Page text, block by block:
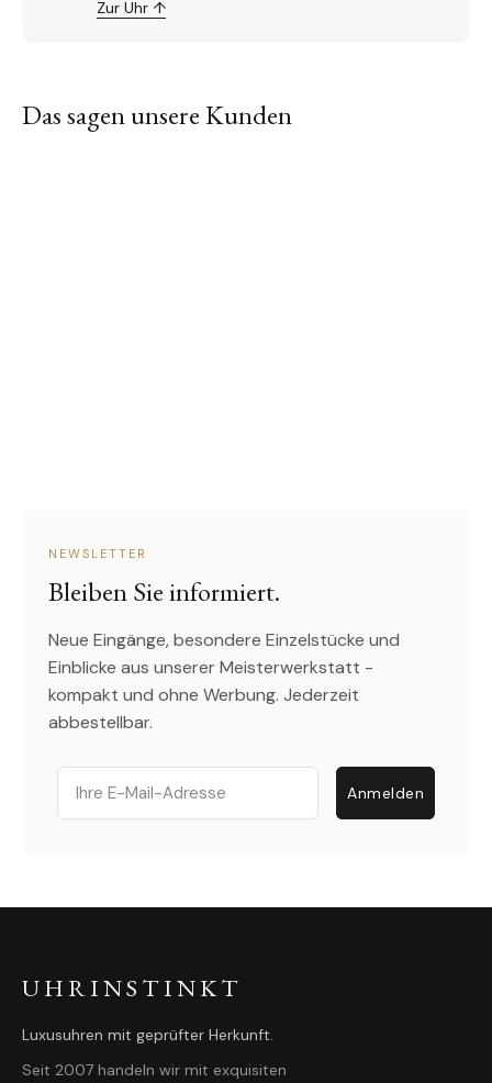
Zur Uhr ↑
Das sagen unsere Kunden
NEWSLETTER
Bleiben Sie informiert.
Neue Eingänge, besondere Einzelstücke und
Einblicke aus unserer Meisterwerkstatt -
kompakt und ohne Werbung. Jederzeit
abbestellbar.
Email
Anmelden
UHRINSTINKT
Luxusuhren mit geprüfter Herkunft.
Seit 2007 handeln wir mit exquisiten